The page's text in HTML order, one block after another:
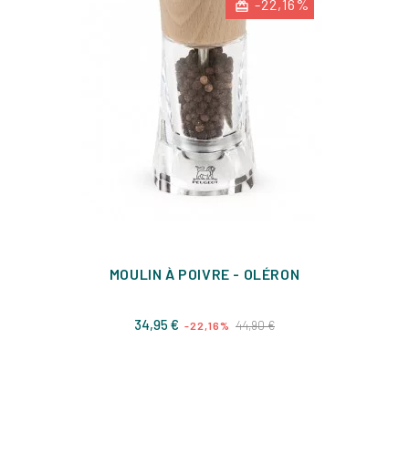
-22,16%
MOULIN À POIVRE - OLÉRON
34,95 € Prix
-22,16% 44,90 €Prix